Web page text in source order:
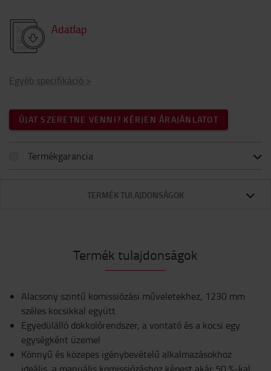
Adatlap
Egyéb specifikáció >
ÚJAT SZERETNE VENNI? KÉRJEN ÁRAJÁNLATOT
Termékgarancia
TERMÉK TULAJDONSÁGOK
Termék tulajdonságok
Alacsony szintű komissiózási műveletekhez, 1230 mm
széles kocsikkal együtt
Egyedülálló dokkolórendszer, a vontató és a kocsi egy
egységként üzemel
Könnyű és közepes igénybevételű alkalmazásokhoz